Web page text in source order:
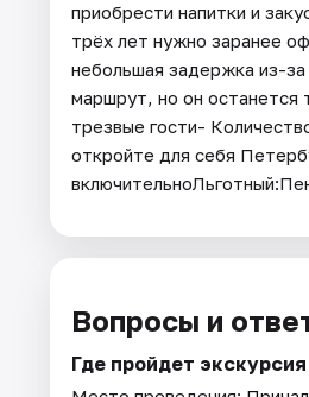
приобрести напитки и
трёх лет нужно заранее
небольшая задержка из-
маршрут, но он останется
трезвые гости-
откройте для себя
Вопросы и
Где пройдет